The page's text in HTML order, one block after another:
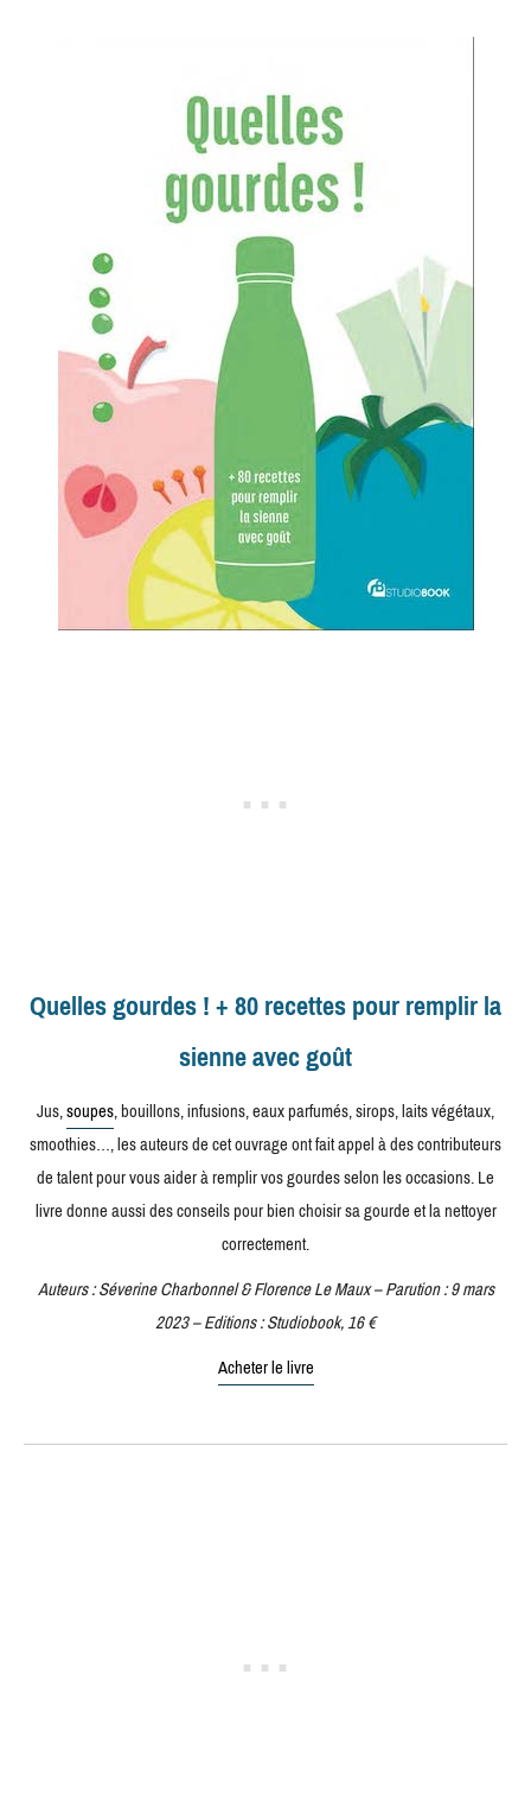
Quelles gourdes ! + 80 recettes pour remplir la
sienne avec goût
Jus,soupes, bouillons, infusions, eaux parfumés, sirops, laits végétaux,
smoothies…, les auteurs de cet ouvrage ont fait appel à des contributeurs
de talent pour vous aider à remplir vos gourdes selon les occasions. Le
livre donne aussi des conseils pour bien choisir sa gourde et la nettoyer
correctement.
Auteurs : Séverine Charbonnel & Florence Le Maux – Parution : 9 mars
2023 – Editions : Studiobook, 16 €
Acheter le livre